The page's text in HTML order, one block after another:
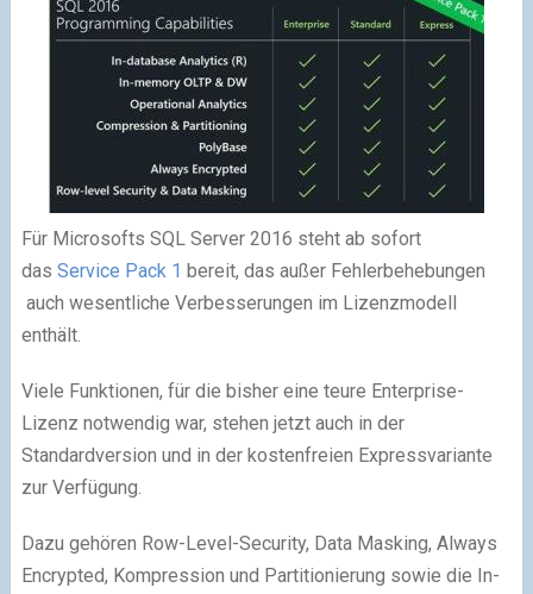
Für Microsofts SQL Server 2016 steht ab sofort
das Service Pack 1 bereit, das außer Fehlerbehebungen
auch wesentliche Verbesserungen im Lizenzmodell
enthält.
Viele Funktionen, für die bisher eine teure Enterprise-
Lizenz notwendig war, stehen jetzt auch in der
Standardversion und in der kostenfreien Expressvariante
zur Verfügung.
Dazu gehören Row-Level-Security, Data Masking, Always
Encrypted, Kompression und Partitionierung sowie die In-